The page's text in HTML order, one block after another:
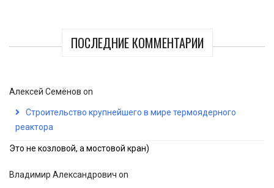
ПОСЛЕДНИЕ КОММЕНТАРИИ
Алексей Семёнов on
Строительство крупнейшего в мире термоядерного
реактора
Это не козловой, а мостовой кран)
Владимир Александрович on